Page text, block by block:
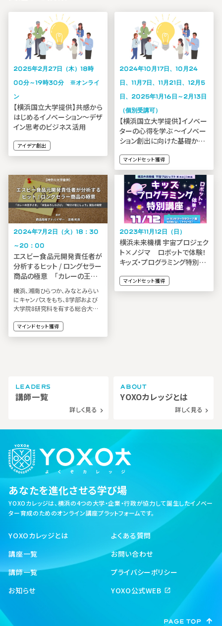
2025年2月27日（木）18時
00分～19時30分 ※オンライ
ン
【横浜国立大学提供】共感から
はじめるイノベーション〜デザ
イン思考のビジネス活用
アイデア創出
2024年10月17日、10月24
日、11月7日、11月21日、12月5
日、2025年1月16日～2月13日
（個別受講可）
【横浜国立大学提供】イノベー
ターの心得を学ぶ 〜イノベー
ション創出に向けた基礎から
マインドセット獲得
2024年7月2日（火）18：30
～20：00
エスビー食品元開発責任者が
分析するヒット / ロングセラー
商品の極意 「カレーの王子
さま」「本生おろしわさび」「味
付け塩こしょう」誕生の秘密
横浜、湘南ひらつか、みなとみらい
にキャンパスをもち、8学部および
大学院8研究科を有する総合大学
マインドセット獲得
2023年11月12日（日）
横浜未来機構 宇宙プロジェク
ト×ノジマ ロボットで体験！
キッズ・プログラミング特別講
マインドセット獲得
LEADERS
講師一覧
詳しく見る navigate_next
ABOUT
YOXOカレッジとは
詳しく見る navigate_next
あなたを進化させる学び場
YOXOカレッジは、横浜の4つの大学・企業・行政が協力して誕生したイノベー
ター育成のためのオンライン講座プラットフォームです。
YOXOカレッジとは
講座一覧
講師一覧
お知らせ
よくある質問
お問い合わせ
プライバシーポリシー
YOXO公式WEB open_in_new
PAGE TOP